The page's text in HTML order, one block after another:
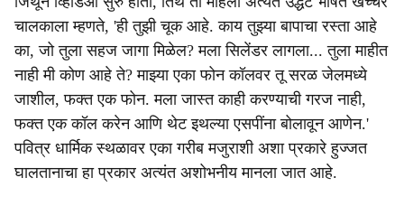
चालकाला म्हणते, 'ही तुझी चूक आहे. काय तुझ्या बापाचा रस्ता आहे
का, जो तुला सहज जागा मिळेल? मला सिलेंडर लागला... तुला माहीत
नाही मी कोण आहे ते? माझ्या एका फोन कॉलवर तू सरळ जेलमध्ये
जाशील, फक्त एक फोन. मला जास्त काही करण्याची गरज नाही,
फक्त एक कॉल करेन आणि थेट इथल्या एसपींना बोलावून आणेन.'
पवित्र धार्मिक स्थळावर एका गरीब मजुराशी अशा प्रकारे हुज्जत
घालतानाचा हा प्रकार अत्यंत अशोभनीय मानला जात आहे.